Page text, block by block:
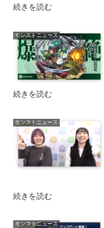
続きを読む
モンストニュース
続きを読む
モンストニュース
続きを読む
モンストニュース